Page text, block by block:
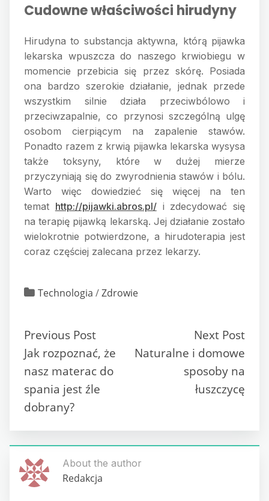
Cudowne właściwości hirudyny
Hirudyna to substancja aktywna, którą pijawka
lekarska wpuszcza do naszego krwiobiegu w
momencie przebicia się przez skórę. Posiada
ona bardzo szerokie działanie, jednak przede
wszystkim silnie działa przeciwbólowo i
przeciwzapalnie, co przynosi szczególną ulgę
osobom cierpiącym na zapalenie stawów.
Ponadto razem z krwią pijawka lekarska wysysa
także toksyny, które w dużej mierze
przyczyniają się do zwyrodnienia stawów i bólu.
Warto więc dowiedzieć się więcej na ten
temat http://pijawki.abros.pl/i zdecydować się
na terapię pijawką lekarską. Jej działanie zostało
wielokrotnie potwierdzone, a hirudoterapia jest
coraz częściej zalecana przez lekarzy.
Technologia /Zdrowie
Previous Post
Jak rozpoznać, że
nasz materac do
spania jest źle
dobrany?
Next Post
Naturalne i domowe
sposoby na
łuszczycę
About the author
Redakcja